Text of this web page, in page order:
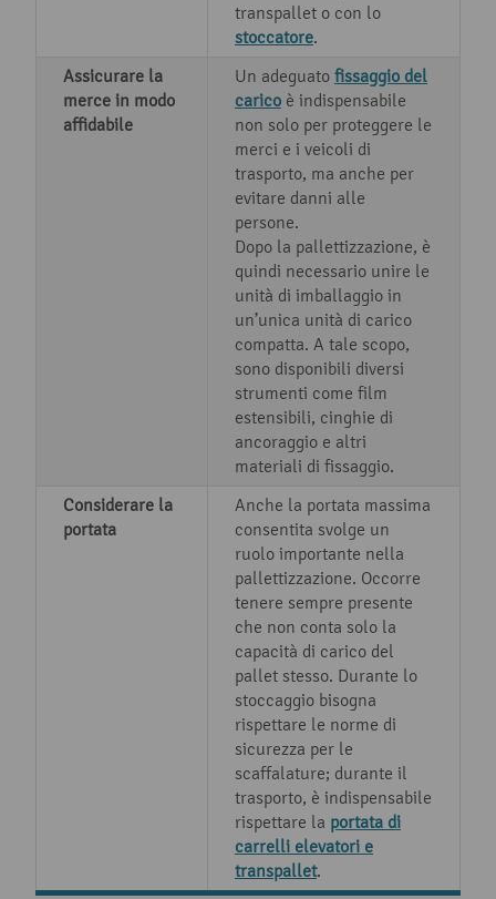
transpallet o con lo
stoccatore.
Assicurare la
merce in modo
affidabile
Un adeguato fissaggio del
carico è indispensabile
non solo per proteggere le
merci e i veicoli di
trasporto, ma anche per
evitare danni alle
persone.
Dopo la pallettizzazione, è
quindi necessario unire le
unità di imballaggio in
un’unica unità di carico
compatta. A tale scopo,
sono disponibili diversi
strumenti come film
estensibili, cinghie di
ancoraggio e altri
materiali di fissaggio.
Considerare la
portata
Anche la portata massima
consentita svolge un
ruolo importante nella
pallettizzazione. Occorre
tenere sempre presente
che non conta solo la
capacità di carico del
pallet stesso. Durante lo
stoccaggio bisogna
rispettare le norme di
sicurezza per le
scaffalature; durante il
trasporto, è indispensabile
rispettare la portata di
carrelli elevatori e
transpallet.